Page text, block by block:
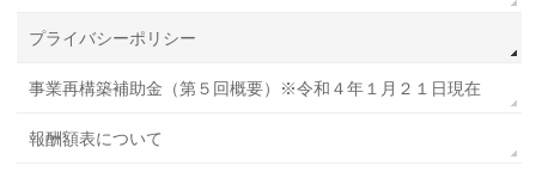
プライバシーポリシー
事業再構築補助金（第５回概要）※令和４年１月２１日現在
報酬額表について